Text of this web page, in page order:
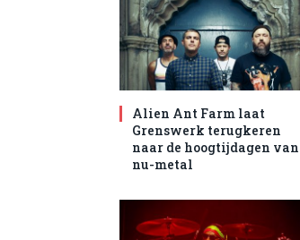
Alien Ant Farm laat
Grenswerk terugkeren
naar de hoogtijdagen van
nu-metal